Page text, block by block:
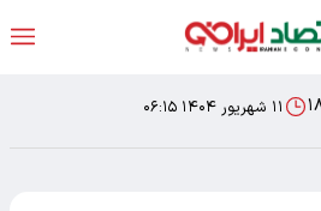
۱۱ شهریور ۱۴۰۴ ۰۶:۱۵